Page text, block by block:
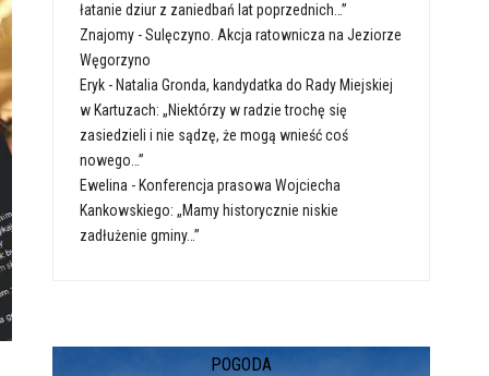
łatanie dziur z zaniedbań lat poprzednich…”
Znajomy -Sulęczyno. Akcja ratownicza na Jeziorze
Węgorzyno
Eryk - Natalia Gronda, kandydatka do Rady Miejskiej
w Kartuzach: „Niektórzy w radzie trochę się
zasiedzieli i nie sądzę, że mogą wnieść coś
nowego…”
Ewelina - Konferencja prasowa Wojciecha
Kankowskiego: „Mamy historycznie niskie
zadłużenie gminy…”
POGODA